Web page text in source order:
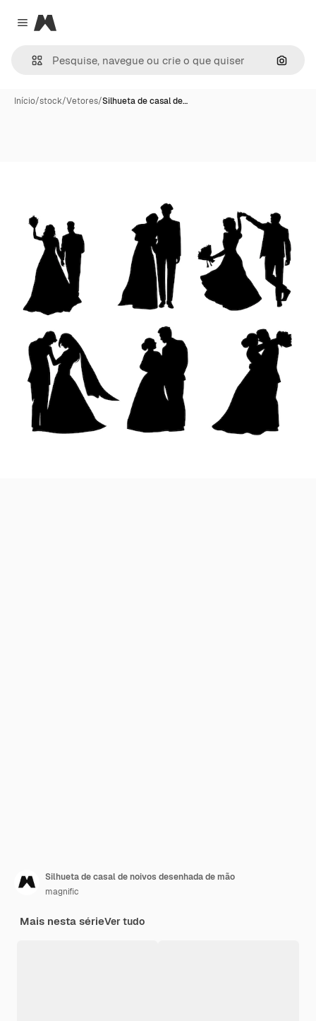
Close menu
Magnific
Início/stock/Vetores/Silhueta de casal de…
Silhueta de casal de noivos desenhada de mão
magnific
Mais nesta sérieVer tudo